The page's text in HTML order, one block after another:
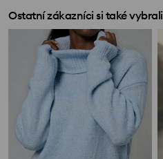
Ostatní zákazníci si také vybrali